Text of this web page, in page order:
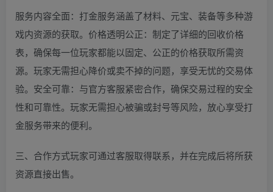
服务内容全面：打金服务涵盖了材料、元宝、装备等多种游
戏内资源的获取。价格透明公正：制定了详细的回收价格
表，确保每一位玩家都能以固定、公正的价格获取所需资
源。玩家无需担心降价或卖不掉的问题，享受无忧的交易体
验。安全可靠：与官方客服紧密合作，确保交易过程的安全
性和可靠性。玩家无需担心被骗或封号等风险，放心享受打
金服务带来的便利。
三、合作方式玩家可通过客服取得联系，并在完成后将所获
资源直接出售。